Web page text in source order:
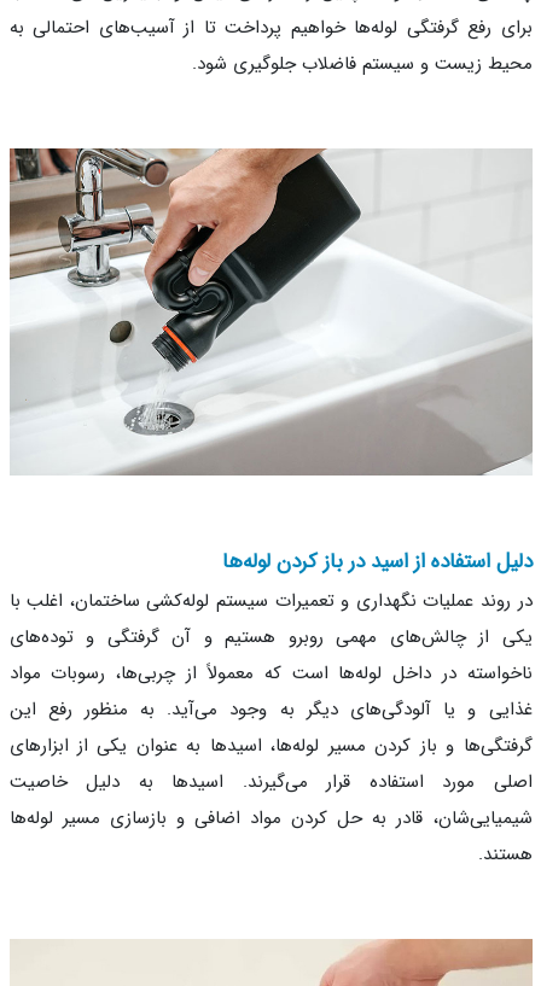
رفع گرفتگی لوله‌ها خواهیم پرداخت تا از آسیب‌های احتمالی به
زیست و سیستم فاضلاب جلوگیری شود.
استفاده از اسید در باز کردن لوله‌ها
عملیات نگهداری و تعمیرات سیستم لوله‌کشی ساختمان، اغلب با
از چالش‌های مهمی روبرو هستیم و آن گرفتگی و توده‌های
در داخل لوله‌ها است که معمولاً از چربی‌ها، رسوبات مواد
و یا آلودگی‌های دیگر به وجود می‌آید. به منظور رفع این
و باز کردن مسیر لوله‌ها، اسیدها به عنوان یکی از ابزارهای
مورد استفاده قرار می‌گیرند. اسیدها به دلیل خاصیت
قادر به حل کردن مواد اضافی و بازسازی مسیر لوله‌ها